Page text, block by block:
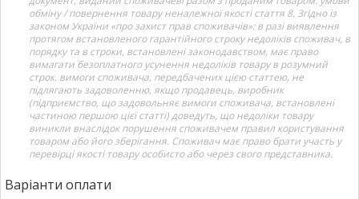
обміну / повернення товару неналежної якості стаття 8. Згідно із
законом України «про захист прав споживачів»: в разі виявлення
протягом встановленого гарантійного строку недоліків споживач, в
порядку та в строки, встановлені законодавством, має право
вимагати безоплатного усунення недоліків товару в розумний
строк. вимоги споживача, передбачених цією статтею, не
підлягають задоволенню, якщо продавець, виробник
(підприємство, що задовольняє вимоги споживача, встановлені
частиною першою цієї статті) доведуть, що недоліки товару
виникли внаслідок порушення споживачем правил користування
товаром або його зберігання. Споживач має право брати участь у
перевірці якості товару особисто або через свого представника.
Варіанти оплати